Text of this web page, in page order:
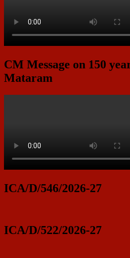
CM Message on 150
Mataram
ICA/D/546/2026-27
ICA/D/522/2026-27